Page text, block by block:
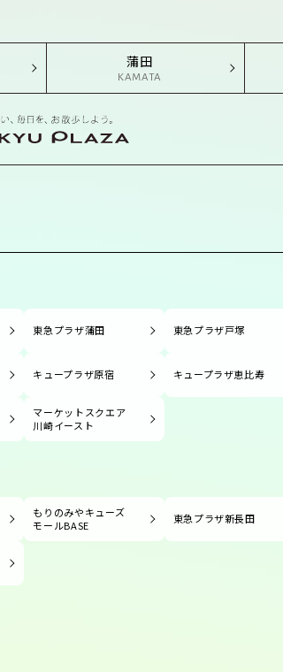
蒲田
KAMATA
東急プラザ蒲田 東急プラザ戸塚
キュープラザ原宿 キュープラザ恵比寿
マーケットスクエア
川崎イースト
もりのみやキューズ
モールBASE
東急プラザ新長田